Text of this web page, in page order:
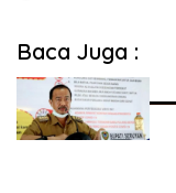
Baca Juga :